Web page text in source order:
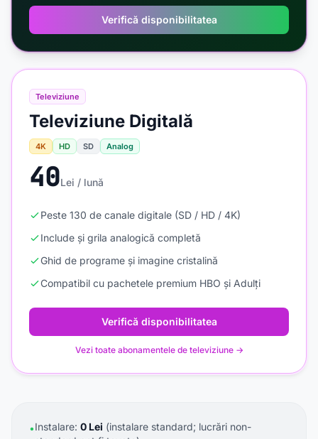
Televiziune
Televiziune Digitală
4K HD SD Analog
40Lei / lună
Peste 130 de canale digitale (SD / HD / 4K)
Include și grila analogică completă
Ghid de programe și imagine cristalină
Compatibil cu pachetele premium HBO și Adulți
Verifică disponibilitatea
Vezi toate abonamentele de televiziune →
Verifică disponibilitatea
•Instalare: 0 Lei (instalare standard; lucrări non-